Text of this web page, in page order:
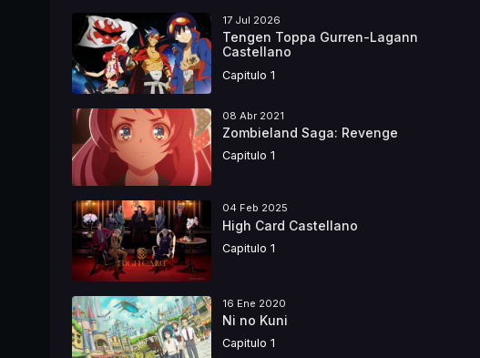
17 Jul 2026
Tengen Toppa Gurren-Lagann
Castellano
Capitulo 1
08 Abr 2021
Zombieland Saga: Revenge
Capitulo 1
04 Feb 2025
High Card Castellano
Capitulo 1
16 Ene 2020
Ni no Kuni
Capitulo 1